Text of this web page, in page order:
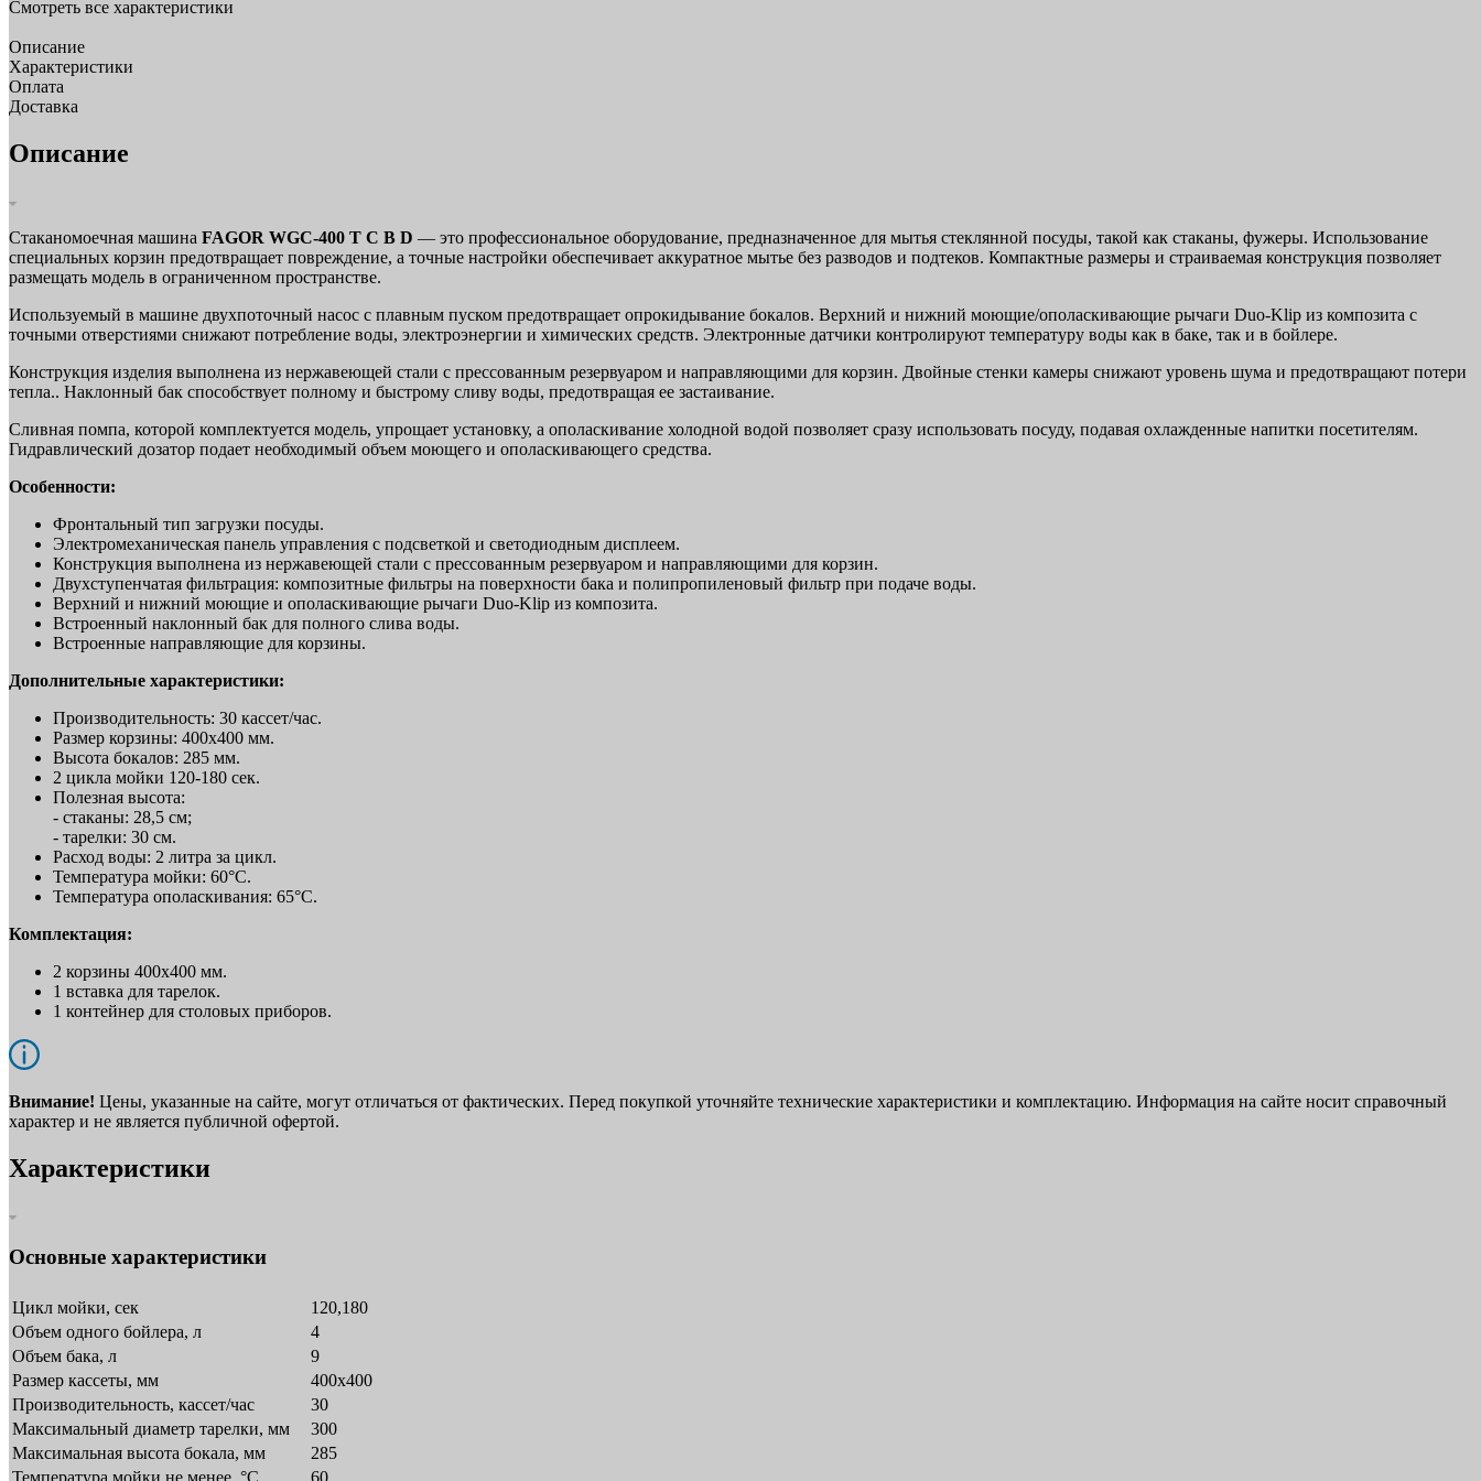
Смотреть все характеристики
Описание
Характеристики
Оплата
Доставка
Описание
Стаканомоечная машина FAGOR WGC-400 T C B D — это профессиональное оборудование, предназначенное для мытья стеклянной посуды, такой как стаканы, фужеры. Использование
специальных корзин предотвращает повреждение, а точные настройки обеспечивает аккуратное мытье без разводов и подтеков. Компактные размеры и страиваемая конструкция позволяет
размещать модель в ограниченном пространстве.
Используемый в машине двухпоточный насос с плавным пуском предотвращает опрокидывание бокалов. Верхний и нижний моющие/ополаскивающие рычаги Duo-Klip из композита с
точными отверстиями снижают потребление воды, электроэнергии и химических средств. Электронные датчики контролируют температуру воды как в баке, так и в бойлере.
Конструкция изделия выполнена из нержавеющей стали с прессованным резервуаром и направляющими для корзин. Двойные стенки камеры снижают уровень шума и предотвращают потери
тепла.. Наклонный бак способствует полному и быстрому сливу воды, предотвращая ее застаивание.
Сливная помпа, которой комплектуется модель, упрощает установку, а ополаскивание холодной водой позволяет сразу использовать посуду, подавая охлажденные напитки посетителям.
Гидравлический дозатор подает необходимый объем моющего и ополаскивающего средства.
Особенности:
Фронтальный тип загрузки посуды.
Электромеханическая панель управления с подсветкой и светодиодным дисплеем.
Конструкция выполнена из нержавеющей стали с прессованным резервуаром и направляющими для корзин.
Двухступенчатая фильтрация: композитные фильтры на поверхности бака и полипропиленовый фильтр при подаче воды.
Верхний и нижний моющие и ополаскивающие рычаги Duo-Klip из композита.
Встроенный наклонный бак для полного слива воды.
Встроенные направляющие для корзины.
Дополнительные характеристики:
Производительность: 30 кассет/час.
Размер корзины: 400x400 мм.
Высота бокалов: 285 мм.
2 цикла мойки 120-180 сек.
Полезная высота:
- стаканы: 28,5 см;
- тарелки: 30 см.
Расход воды: 2 литра за цикл.
Температура мойки: 60°C.
Температура ополаскивания: 65°C.
Комплектация:
2 корзины 400х400 мм.
1 вставка для тарелок.
1 контейнер для столовых приборов.
Внимание! Цены, указанные на сайте, могут отличаться от фактических. Перед покупкой уточняйте технические характеристики и комплектацию. Информация на сайте носит справочный
характер и не является публичной офертой.
Характеристики
Основные характеристики
Цикл мойки, сек
120,180
Объем одного бойлера, л
4
Объем бака, л
9
Размер кассеты, мм
400х400
Производительность, кассет/час
30
Максимальный диаметр тарелки, мм
300
Максимальная высота бокала, мм
285
Температура мойки не менее, °С
60